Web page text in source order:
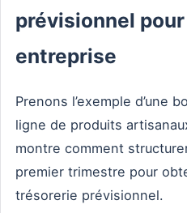
prévisionnel
entreprise
Prenons l’exemple d’une
ligne de produits
montre comment
premier trimestre pour
trésorerie prévisionnel.